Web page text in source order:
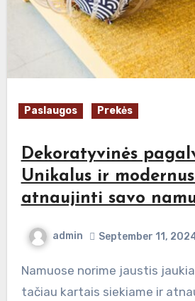
Paslaugos Prekės
Dekoratyvinės
Unikalus ir
atnaujinti savo
admin September 11,
Namuose norime jaustis jaukiai ir patogiai,
tačiau kartais siekiame ir